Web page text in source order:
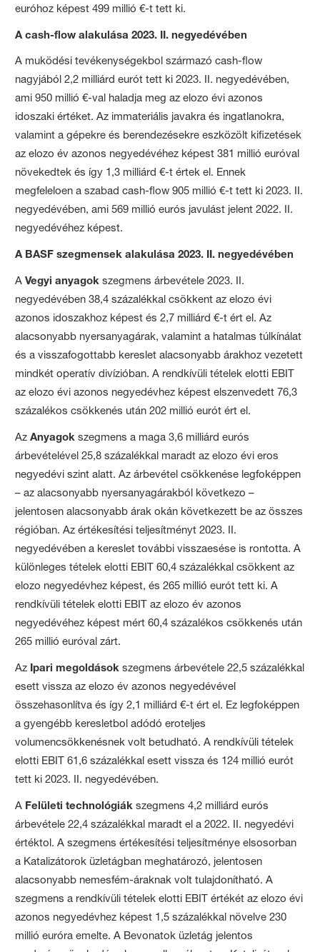
euróhoz képest 499 millió €-t tett ki.
A cash-flow alakulása 2023. II. negyedévében
A muködési tevékenységekbol származó cash-flow
nagyjából 2,2 milliárd eurót tett ki 2023. II. negyedévében,
ami 950 millió €-val haladja meg az elozo évi azonos
idoszaki értéket. Az immateriális javakra és ingatlanokra,
valamint a gépekre és berendezésekre eszközölt kifizetések
az elozo év azonos negyedévéhez képest 381 millió euróval
növekedtek és így 1,3 milliárd €-t értek el. Ennek
megfeleloen a szabad cash-flow 905 millió €-t tett ki 2023. II.
negyedévében, ami 569 millió eurós javulást jelent 2022. II.
negyedévéhez képest.
A BASF szegmensek alakulása 2023. II. negyedévében
AVegyi anyagok szegmens árbevétele 2023. II.
negyedévében 38,4 százalékkal csökkent az elozo évi
azonos idoszakhoz képest és 2,7 milliárd €-t ért el. Az
alacsonyabb nyersanyagárak, valamint a hatalmas túlkínálat
és a visszafogottabb kereslet alacsonyabb árakhoz vezetett
mindkét operatív divízióban. A rendkívüli tételek elotti EBIT
az elozo évi azonos negyedévhez képest elszenvedett 76,3
százalékos csökkenés után 202 millió eurót ért el.
AzAnyagok szegmens a maga 3,6 milliárd eurós
árbevételével 25,8 százalékkal maradt az elozo évi eros
negyedévi szint alatt. Az árbevétel csökkenése legfoképpen
– az alacsonyabb nyersanyagárakból következo –
jelentosen alacsonyabb árak okán következett be az összes
régióban. Az értékesítési teljesítményt 2023. II.
negyedévében a kereslet további visszaesése is rontotta. A
különleges tételek elotti EBIT 60,4 százalékkal csökkent az
elozo negyedévhez képest, és 265 millió eurót tett ki. A
rendkívüli tételek elotti EBIT az elozo év azonos
negyedévéhez képest mért 60,4 százalékos csökkenés után
265 millió euróval zárt.
Az Ipari megoldások szegmens árbevétele 22,5 százalékkal
esett vissza az elozo év azonos negyedévével
összehasonlítva és így 2,1 milliárd €-t ért el. Ez legfoképpen
a gyengébb keresletbol adódó eroteljes
volumencsökkenésnek volt betudható. A rendkívüli tételek
elotti EBIT 61,6 százalékkal esett vissza és 124 millió eurót
tett ki 2023. II. negyedévében.
A Felületi technológiák szegmens 4,2 milliárd eurós
árbevétele 22,4 százalékkal maradt el a 2022. II. negyedévi
értéktol. A szegmens értékesítési teljesítménye elsosorban
a Katalizátorok üzletágban meghatározó, jelentosen
alacsonyabb nemesfém-áraknak volt tulajdonítható. A
szegmens a rendkívüli tételek elotti EBIT értékét az elozo évi
azonos negyedévhez képest 1,5 százalékkal növelve 230
millió euróra emelte. A Bevonatok üzletág jelentos